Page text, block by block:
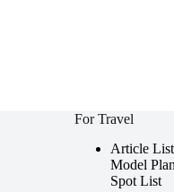
For Travel
Article List
Model
Spot List